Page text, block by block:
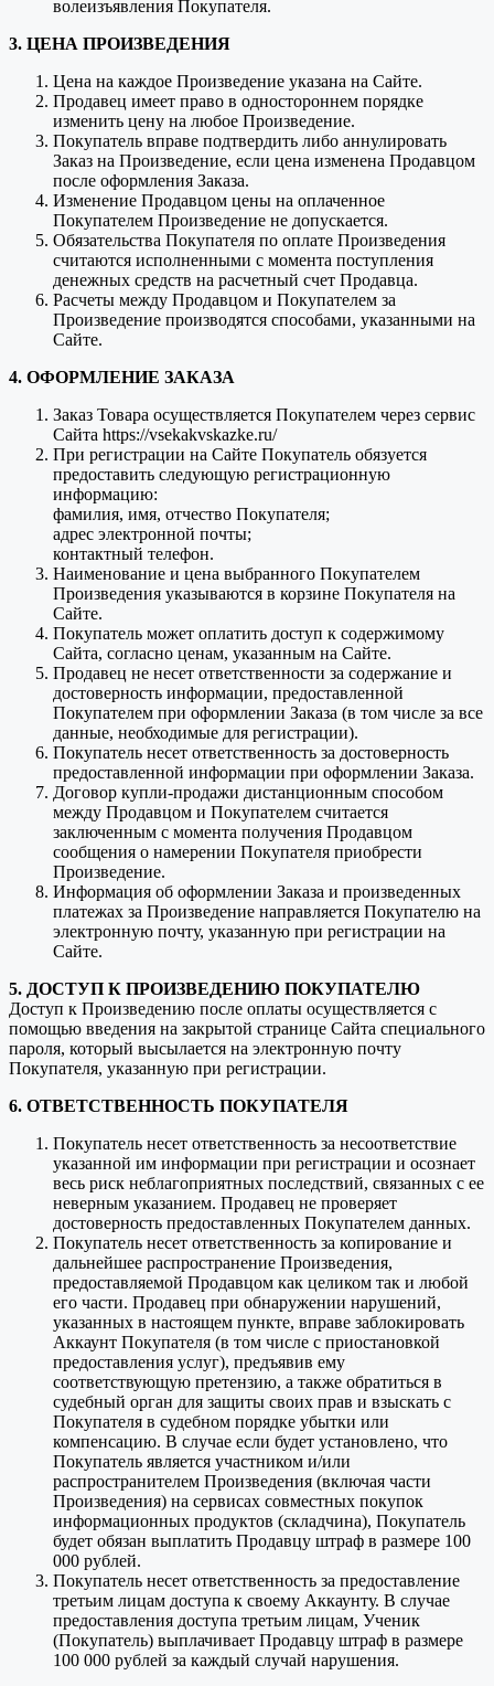
волеизъявления Покупателя.
3. ЦЕНА ПРОИЗВЕДЕНИЯ
Цена на каждое Произведение указана на Сайте.
Продавец имеет право в одностороннем порядке
изменить цену на любое Произведение.
Покупатель вправе подтвердить либо аннулировать
Заказ на Произведение, если цена изменена Продавцом
после оформления Заказа.
Изменение Продавцом цены на оплаченное
Покупателем Произведение не допускается.
Обязательства Покупателя по оплате Произведения
считаются исполненными с момента поступления
денежных средств на расчетный счет Продавца.
Расчеты между Продавцом и Покупателем за
Произведение производятся способами, указанными на
Сайте.
4. ОФОРМЛЕНИЕ ЗАКАЗА
Заказ Товара осуществляется Покупателем через сервис
Сайта https://vsekakvskazke.ru/
При регистрации на Сайте Покупатель обязуется
предоставить следующую регистрационную
информацию:
фамилия, имя, отчество Покупателя;
адрес электронной почты;
контактный телефон.
Наименование и цена выбранного Покупателем
Произведения указываются в корзине Покупателя на
Сайте.
Покупатель может оплатить доступ к содержимому
Сайта, согласно ценам, указанным на Сайте.
Продавец не несет ответственности за содержание и
достоверность информации, предоставленной
Покупателем при оформлении Заказа (в том числе за все
данные, необходимые для регистрации).
Покупатель несет ответственность за достоверность
предоставленной информации при оформлении Заказа.
Договор купли-продажи дистанционным способом
между Продавцом и Покупателем считается
заключенным с момента получения Продавцом
сообщения о намерении Покупателя приобрести
Произведение.
Информация об оформлении Заказа и произведенных
платежах за Произведение направляется Покупателю на
электронную почту, указанную при регистрации на
Сайте.
5. ДОСТУП К ПРОИЗВЕДЕНИЮ ПОКУПАТЕЛЮ
Доступ к Произведению после оплаты осуществляется с
помощью введения на закрытой странице Сайта специального
пароля, который высылается на электронную почту
Покупателя, указанную при регистрации.
6. ОТВЕТСТВЕННОСТЬ ПОКУПАТЕЛЯ
Покупатель несет ответственность за несоответствие
указанной им информации при регистрации и осознает
весь риск неблагоприятных последствий, связанных с ее
неверным указанием. Продавец не проверяет
достоверность предоставленных Покупателем данных.
Покупатель несет ответственность за копирование и
дальнейшее распространение Произведения,
предоставляемой Продавцом как целиком так и любой
его части. Продавец при обнаружении нарушений,
указанных в настоящем пункте, вправе заблокировать
Аккаунт Покупателя (в том числе с приостановкой
предоставления услуг), предъявив ему
соответствующую претензию, а также обратиться в
судебный орган для защиты своих прав и взыскать с
Покупателя в судебном порядке убытки или
компенсацию. В случае если будет установлено, что
Покупатель является участником и/или
распространителем Произведения (включая части
Произведения) на сервисах совместных покупок
информационных продуктов (складчина), Покупатель
будет обязан выплатить Продавцу штраф в размере 100
000 рублей.
Покупатель несет ответственность за предоставление
третьим лицам доступа к своему Аккаунту. В случае
предоставления доступа третьим лицам, Ученик
(Покупатель) выплачивает Продавцу штраф в размере
100 000 рублей за каждый случай нарушения.